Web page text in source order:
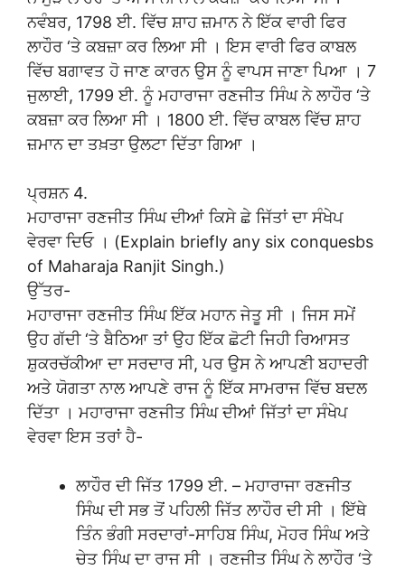
ਨਵੰਬਰ, 1798 ਈ. ਵਿੱਚ ਸ਼ਾਹ ਜ਼ਮਾਨ ਨੇ ਇੱਕ ਵਾਰੀ ਫਿਰ
ਲਾਹੌਰ ‘ਤੇ ਕਬਜ਼ਾ ਕਰ ਲਿਆ ਸੀ । ਇਸ ਵਾਰੀ ਫਿਰ ਕਾਬਲ
ਵਿੱਚ ਬਗਾਵਤ ਹੋ ਜਾਣ ਕਾਰਨ ਉਸ ਨੂੰ ਵਾਪਸ ਜਾਣਾ ਪਿਆ । 7
ਜੁਲਾਈ, 1799 ਈ. ਨੂੰ ਮਹਾਰਾਜਾ ਰਣਜੀਤ ਸਿੰਘ ਨੇ ਲਾਹੌਰ ‘ਤੇ
ਕਬਜ਼ਾ ਕਰ ਲਿਆ ਸੀ । 1800 ਈ. ਵਿੱਚ ਕਾਬਲ ਵਿੱਚ ਸ਼ਾਹ
ਜ਼ਮਾਨ ਦਾ ਤਖ਼ਤਾ ਉਲਟਾ ਦਿੱਤਾ ਗਿਆ ।
ਪ੍ਰਸ਼ਨ 4.
ਮਹਾਰਾਜਾ ਰਣਜੀਤ ਸਿੰਘ ਦੀਆਂ ਕਿਸੇ ਛੇ ਜਿੱਤਾਂ ਦਾ ਸੰਖੇਪ
ਵੇਰਵਾ ਦਿਓ । (Explain briefly any six conquesbs
of Maharaja Ranjit Singh.)
ਉੱਤਰ-
ਮਹਾਰਾਜਾ ਰਣਜੀਤ ਸਿੰਘ ਇੱਕ ਮਹਾਨ ਜੇਤੂ ਸੀ । ਜਿਸ ਸਮੇਂ
ਉਹ ਗੱਦੀ ‘ਤੇ ਬੈਠਿਆ ਤਾਂ ਉਹ ਇੱਕ ਛੋਟੀ ਜਿਹੀ ਰਿਆਸਤ
ਸ਼ੁਕਰਚੱਕੀਆ ਦਾ ਸਰਦਾਰ ਸੀ, ਪਰ ਉਸ ਨੇ ਆਪਣੀ ਬਹਾਦਰੀ
ਅਤੇ ਯੋਗਤਾ ਨਾਲ ਆਪਣੇ ਰਾਜ ਨੂੰ ਇੱਕ ਸਾਮਰਾਜ ਵਿੱਚ ਬਦਲ
ਦਿੱਤਾ । ਮਹਾਰਾਜਾ ਰਣਜੀਤ ਸਿੰਘ ਦੀਆਂ ਜਿੱਤਾਂ ਦਾ ਸੰਖੇਪ
ਵੇਰਵਾ ਇਸ ਤਰਾਂ ਹੈ-
ਲਾਹੌਰ ਦੀ ਜਿੱਤ 1799 ਈ. – ਮਹਾਰਾਜਾ ਰਣਜੀਤ
ਸਿੰਘ ਦੀ ਸਭ ਤੋਂ ਪਹਿਲੀ ਜਿੱਤ ਲਾਹੌਰ ਦੀ ਸੀ । ਇੱਥੇ
ਤਿੰਨ ਭੰਗੀ ਸਰਦਾਰਾਂ-ਸਾਹਿਬ ਸਿੰਘ, ਮੋਹਰ ਸਿੰਘ ਅਤੇ
ਚੇਤ ਸਿੰਘ ਦਾ ਰਾਜ ਸੀ । ਰਣਜੀਤ ਸਿੰਘ ਨੇ ਲਾਹੌਰ ‘ਤੇ